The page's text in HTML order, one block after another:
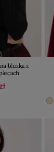
bluzka z